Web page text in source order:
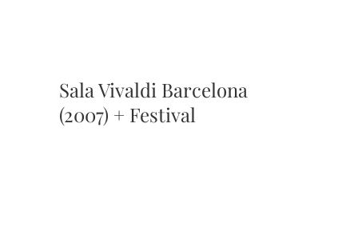
Sala Vivaldi Barcelona
(2007) + Festival